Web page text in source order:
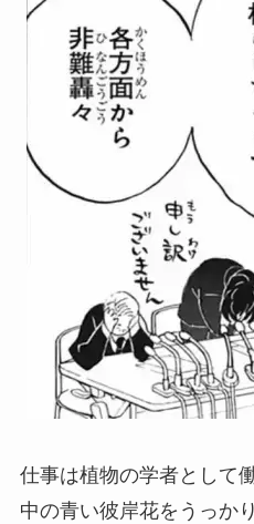
仕事は植物の学者として
中の青い彼岸花をうっか